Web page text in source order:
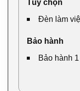
Tùy chọn
Đèn làm
Bảo hành
Bảo hành